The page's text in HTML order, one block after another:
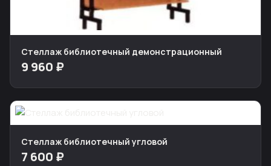
Стеллаж библиотечный демонстрационный
9 960 ₽
Стеллаж библиотечный угловой
7 600 ₽